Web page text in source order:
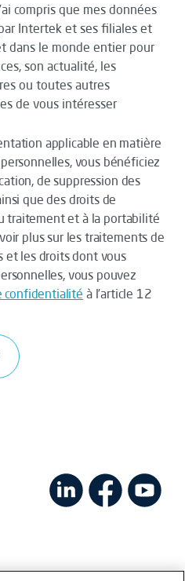
compris que mes données
Intertek et ses filiales et
dans le monde entier pour
son actualité, les
ou toutes autres
de vous intéresser
applicable en matière
vous bénéficiez
de suppression des
que des droits de
traitement et à la portabilité
plus sur les traitements de
et les droits dont vous
vous pouvez
confidentialité à l’article 12